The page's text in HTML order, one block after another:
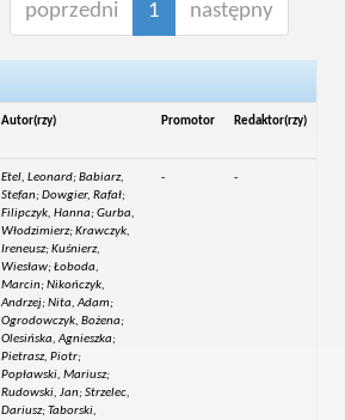
poprzedni 1 następny
Autor(rzy) Promotor Redaktor(rzy)
Etel, Leonard; Babiarz,
Stefan; Dowgier, Rafał;
Filipczyk, Hanna; Gurba,
Włodzimierz; Krawczyk,
Ireneusz; Kuśnierz,
Wiesław; Łoboda,
Marcin; Nikończyk,
Andrzej; Nita, Adam;
Ogrodowczyk, Bożena;
Olesińska, Agnieszka;
Pietrasz, Piotr;
Popławski, Mariusz;
Rudowski, Jan; Strzelec,
Dariusz; Taborski,
- -